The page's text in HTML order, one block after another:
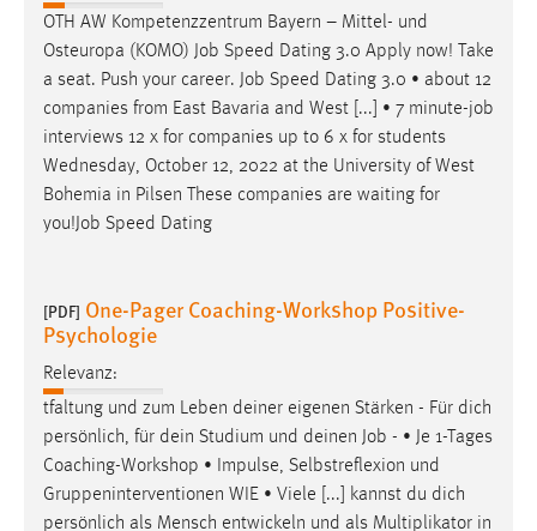
OTH AW Kompetenzzentrum Bayern – Mittel- und
Osteuropa (KOMO) Job Speed Dating 3.0 Apply now! Take
a seat. Push your career. Job Speed Dating 3.0 • about 12
companies from East Bavaria and West [...] • 7 minute-job
interviews 12 x for companies up to 6 x for students
Wednesday, October 12, 2022 at the University of West
Bohemia in Pilsen These companies are waiting for
you!Job Speed Dating
[PDF] One-Pager Coaching-Workshop Positive-
Psychologie
Relevanz:
tfaltung und zum Leben deiner eigenen Stärken - Für dich
persönlich, für dein Studium und deinen Job - • Je 1-Tages
Coaching-Workshop • Impulse, Selbstreflexion und
Gruppeninterventionen WIE • Viele [...] kannst du dich
persönlich als Mensch entwickeln und als Multiplikator in